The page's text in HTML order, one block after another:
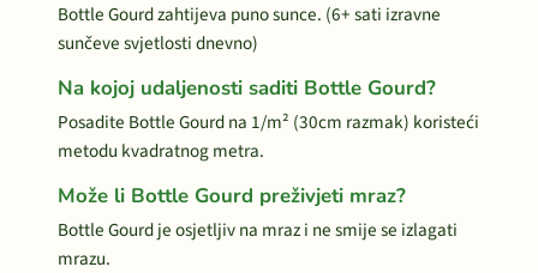
Bottle Gourd zahtijeva puno sunce. (6+ sati izravne
sunčeve svjetlosti dnevno)
Na kojoj udaljenosti saditi Bottle Gourd?
Posadite Bottle Gourd na 1/m² (30cm razmak) koristeći
metodu kvadratnog metra.
Može li Bottle Gourd preživjeti mraz?
Bottle Gourd je osjetljiv na mraz i ne smije se izlagati
mrazu.